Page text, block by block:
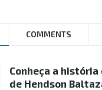
COMMENTS
Conheça a história
de Hendson